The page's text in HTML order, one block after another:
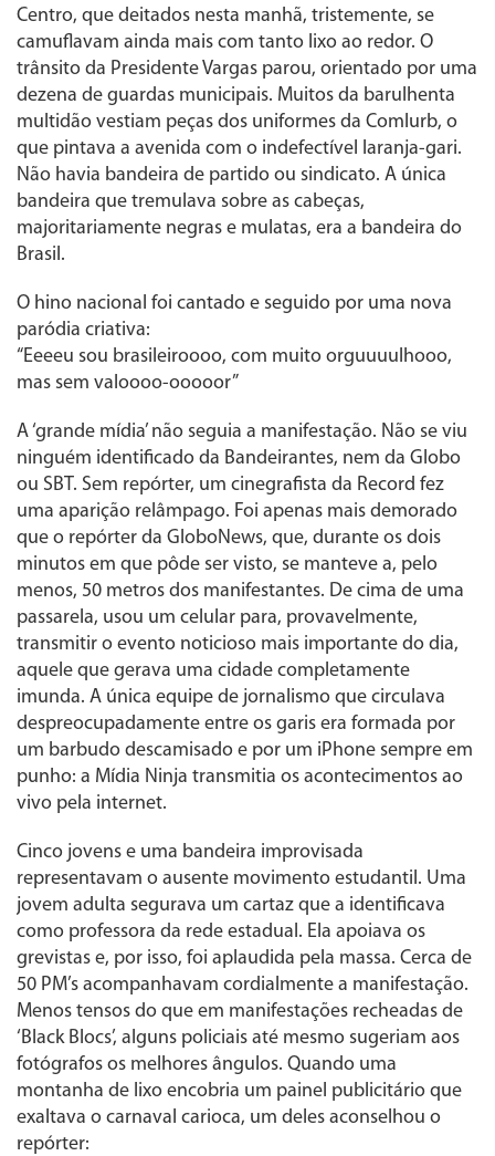
Centro, que deitados nesta manhã, tristemente, se
camuflavam ainda mais com tanto lixo ao redor. O
trânsito da Presidente Vargas parou, orientado por uma
dezena de guardas municipais. Muitos da barulhenta
multidão vestiam peças dos uniformes da Comlurb, o
que pintava a avenida com o indefectível laranja-gari.
Não havia bandeira de partido ou sindicato. A única
bandeira que tremulava sobre as cabeças,
majoritariamente negras e mulatas, era a bandeira do
Brasil.
O hino nacional foi cantado e seguido por uma nova
paródia criativa:
“Eeeeu sou brasileiroooo, com muito orguuuulhooo,
mas sem valoooo-ooooor”
A ‘grande mídia’ não seguia a manifestação. Não se viu
ninguém identificado da Bandeirantes, nem da Globo
ou SBT. Sem repórter, um cinegrafista da Record fez
uma aparição relâmpago. Foi apenas mais demorado
que o repórter da GloboNews, que, durante os dois
minutos em que pôde ser visto, se manteve a, pelo
menos, 50 metros dos manifestantes. De cima de uma
passarela, usou um celular para, provavelmente,
transmitir o evento noticioso mais importante do dia,
aquele que gerava uma cidade completamente
imunda. A única equipe de jornalismo que circulava
despreocupadamente entre os garis era formada por
um barbudo descamisado e por um iPhone sempre em
punho: a Mídia Ninja transmitia os acontecimentos ao
vivo pela internet.
Cinco jovens e uma bandeira improvisada
representavam o ausente movimento estudantil. Uma
jovem adulta segurava um cartaz que a identificava
como professora da rede estadual. Ela apoiava os
grevistas e, por isso, foi aplaudida pela massa. Cerca de
50 PM’s acompanhavam cordialmente a manifestação.
Menos tensos do que em manifestações recheadas de
‘Black Blocs’, alguns policiais até mesmo sugeriam aos
fotógrafos os melhores ângulos. Quando uma
montanha de lixo encobria um painel publicitário que
exaltava o carnaval carioca, um deles aconselhou o
repórter: